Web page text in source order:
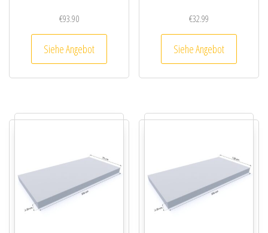
€93.90
Siehe Angebot
€32.99
Siehe Angebot